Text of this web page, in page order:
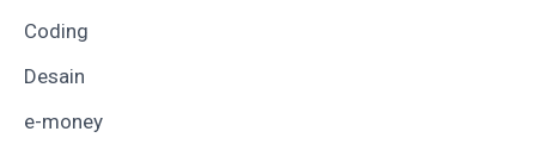
Coding
Desain
e-money